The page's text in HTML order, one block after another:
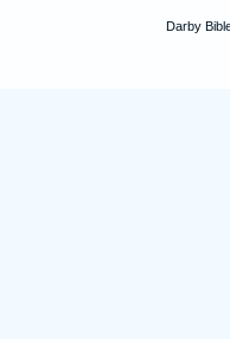
Darby